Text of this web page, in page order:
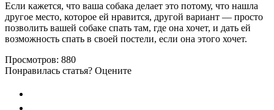
Если кажется, что ваша собака делает это потому, что нашла
другое место, которое ей нравится, другой вариант — просто
позволить вашей собаке спать там, где она хочет, и дать ей
возможность спать в своей постели, если она этого хочет.
Просмотров: 880
Понравилась статья? Оцените